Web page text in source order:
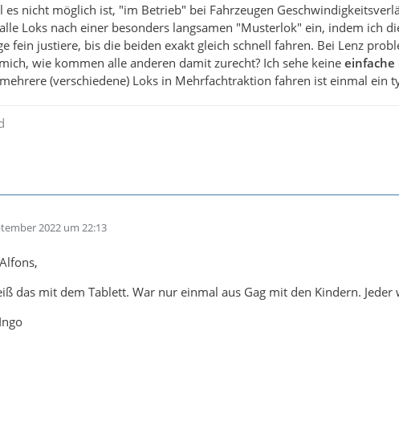
es nicht möglich ist, "im Betrieb" bei Fahrzeugen
Loks nach einer besonders langsamen "Musterlok" ein, indem ich
fein justiere, bis die beiden exakt gleich schnell fahren. Bei Lenz
wie kommen alle anderen damit zurecht? Ich sehe keine einfache
(verschiedene) Loks in Mehrfachtraktion fahren ist einmal ein
2022 um 22:13
das mit dem Tablett. War nur einmal aus Gag mit den Kindern.